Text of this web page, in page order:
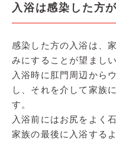
入浴は感染した方
感染した方の入浴は、
みにすることが望まし
入浴時に肛門周辺から
し、それを介して家族
す。
入浴前にはお尻をよく
家族の最後に入浴する